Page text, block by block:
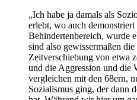
„Ich habe ja damals als
erlebt, wo auch
Behindertenbereich, wurde
sind also gewissermaßen
Zeitverschiebung von etwa
und die Aggression und die
vergleichen mit den 68ern,
Sozialismus ging, der dann